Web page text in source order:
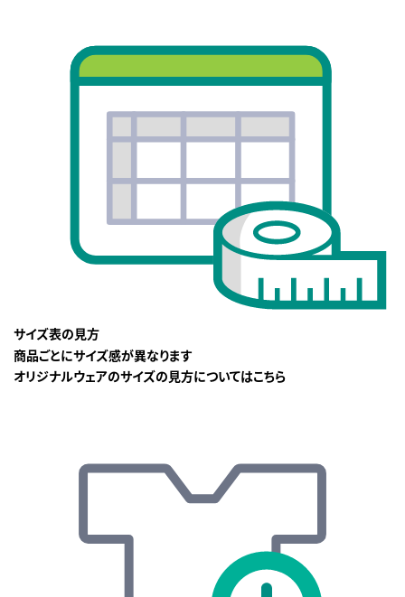
サイズ表の見方
商品ごとにサイズ感が異なります
オリジナルウェアのサイズの見方についてはこちら